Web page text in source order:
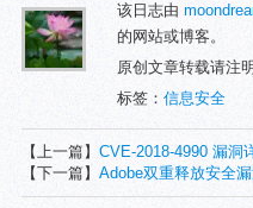
该日志由
的网站或博客。
原创文章转载请注
标签： 信息安全
【上一篇】 CVE-2018-4990 漏洞
【下一篇】 Adobe双重释放安全